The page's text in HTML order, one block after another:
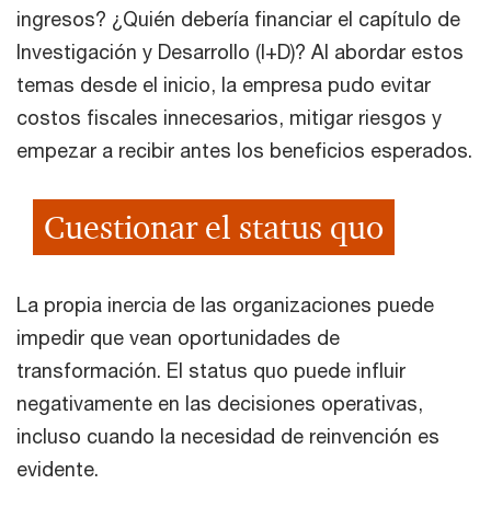
ingresos? ¿Quién debería financiar el capítulo de
Investigación y Desarrollo (I+D)? Al abordar estos
temas desde el inicio, la empresa pudo evitar
costos fiscales innecesarios, mitigar riesgos y
empezar a recibir antes los beneficios esperados.
Cuestionar el status quo
La propia inercia de las organizaciones puede
impedir que vean oportunidades de
transformación. El status quo puede influir
negativamente en las decisiones operativas,
incluso cuando la necesidad de reinvención es
evidente.